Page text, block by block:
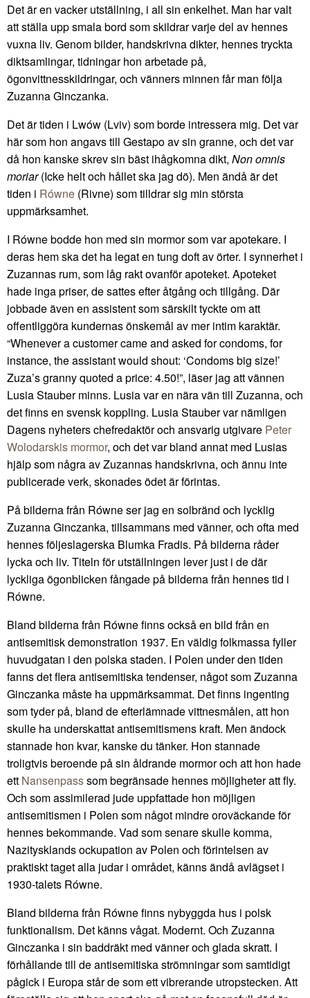
Det är en vacker utställning, i all sin enkelhet. Man har valt
att ställa upp smala bord som skildrar varje del av hennes
vuxna liv. Genom bilder, handskrivna dikter, hennes tryckta
diktsamlingar, tidningar hon arbetade på,
ögonvittnesskildringar, och vänners minnen får man följa
Zuzanna Ginczanka.
Det är tiden i Lwów (Lviv) som borde intressera mig. Det var
här som hon angavs till Gestapo av sin granne, och det var
då hon kanske skrev sin bäst ihågkomna dikt, Non omnis
moriar(Icke helt och hållet ska jag dö). Men ändå är det
tiden i Równe (Rivne) som tilldrar sig min största
uppmärksamhet.
I Równe bodde hon med sin mormor som var apotekare. I
deras hem ska det ha legat en tung doft av örter. I synnerhet i
Zuzannas rum, som låg rakt ovanför apoteket. Apoteket
hade inga priser, de sattes efter åtgång och tillgång. Där
jobbade även en assistent som särskilt tyckte om att
offentliggöra kundernas önskemål av mer intim karaktär.
“Whenever a customer came and asked for condoms, for
instance, the assistant would shout: ‘Condoms big size!’
Zuza’s granny quoted a price: 4.50!”, läser jag att vännen
Lusia Stauber minns. Lusia var en nära vän till Zuzanna, och
det finns en svensk koppling. Lusia Stauber var nämligen
Dagens nyheters chefredaktör och ansvarig utgivare Peter
Wolodarskis mormor, och det var bland annat med Lusias
hjälp som några av Zuzannas handskrivna, och ännu inte
publicerade verk, skonades ödet är förintas.
På bilderna från Równe ser jag en solbränd och lycklig
Zuzanna Ginczanka, tillsammans med vänner, och ofta med
hennes följeslagerska Blumka Fradis. På bilderna råder
lycka och liv. Titeln för utställningen lever just i de där
lyckliga ögonblicken fångade på bilderna från hennes tid i
Równe.
Bland bilderna från Równe finns också en bild från en
antisemitisk demonstration 1937. En väldig folkmassa fyller
huvudgatan i den polska staden. I Polen under den tiden
fanns det flera antisemitiska tendenser, något som Zuzanna
Ginczanka måste ha uppmärksammat. Det finns ingenting
som tyder på, bland de efterlämnade vittnesmålen, att hon
skulle ha underskattat antisemitismens kraft. Men ändock
stannade hon kvar, kanske du tänker. Hon stannade
troligtvis beroende på sin åldrande mormor och att hon hade
ett Nansenpasssom begränsade hennes möjligheter att fly.
Och som assimilerad jude uppfattade hon möjligen
antisemitismen i Polen som något mindre oroväckande för
hennes bekommande. Vad som senare skulle komma,
Nazitysklands ockupation av Polen och förintelsen av
praktiskt taget alla judar i området, känns ändå avlägset i
1930-talets Równe.
Bland bilderna från Równe finns nybyggda hus i polsk
funktionalism. Det känns vågat. Modernt. Och Zuzanna
Ginczanka i sin baddräkt med vänner och glada skratt. I
förhållande till de antisemitiska strömningar som samtidigt
pågick i Europa står de som ett vibrerande utropstecken. Att